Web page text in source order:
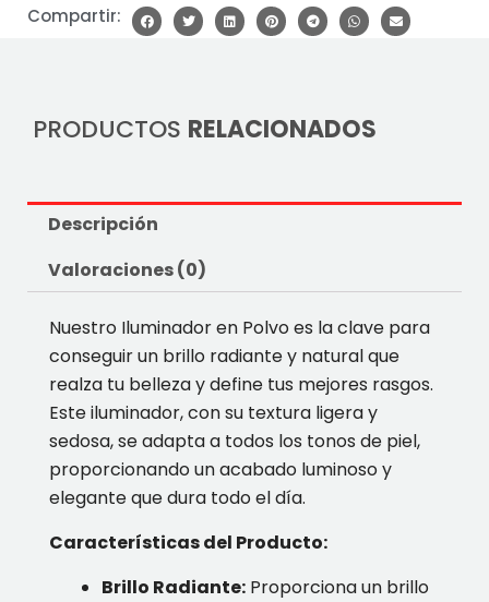
Compartir:
PRODUCTOS RELACIONADOS
Descripción
Valoraciones (0)
Nuestro Iluminador en Polvo es la clave para
conseguir un brillo radiante y natural que
realza tu belleza y define tus mejores rasgos.
Este iluminador, con su textura ligera y
sedosa, se adapta a todos los tonos de piel,
proporcionando un acabado luminoso y
elegante que dura todo el día.
Características del Producto:
Brillo Radiante: Proporciona un brillo